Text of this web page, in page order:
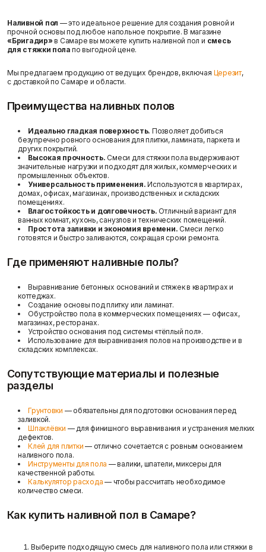
Наливной пол — это идеальное решение для создания ровной и
прочной основы под любое напольное покрытие. В магазине
«Бригадир» в Самаре вы можете купить наливной пол и смесь
для стяжки пола по выгодной цене.
Мы предлагаем продукцию от ведущих брендов, включая Церезит,
с доставкой по Самаре и области.
Преимущества наливных полов
Идеально гладкая поверхность. Позволяет добиться
безупречно ровного основания для плитки, ламината, паркета и
других покрытий.
Высокая прочность. Смеси для стяжки пола выдерживают
значительные нагрузки и подходят для жилых, коммерческих и
промышленных объектов.
Универсальность применения. Используются в квартирах,
домах, офисах, магазинах, производственных и складских
помещениях.
Влагостойкость и долговечность. Отличный вариант для
ванных комнат, кухонь, санузлов и технических помещений.
Простота заливки и экономия времени. Смеси легко
готовятся и быстро заливаются, сокращая сроки ремонта.
Где применяют наливные полы?
Выравнивание бетонных оснований и стяжек в квартирах и
коттеджах.
Создание основы под плитку или ламинат.
Обустройство пола в коммерческих помещениях — офисах,
магазинах, ресторанах.
Устройство основания под системы «тёплый пол».
Использование для выравнивания полов на производстве и в
складских комплексах.
Сопутствующие материалы и полезные
разделы
Грунтовки — обязательны для подготовки основания перед
заливкой.
Шпаклёвки — для финишного выравнивания и устранения мелких
дефектов.
Клей для плитки — отлично сочетается с ровным основанием
наливного пола.
Инструменты для пола — валики, шпатели, миксеры для
качественной работы.
Калькулятор расхода — чтобы рассчитать необходимое
количество смеси.
Как купить наливной пол в Самаре?
Выберите подходящую смесь для наливного пола или стяжки в